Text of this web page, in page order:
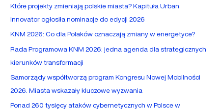
l
a
:
Które projekty zmieniają polskie miasta? Kapituła Urban
Innovator ogłosiła nominacje do edycji 2026
KNM 2026: Co dla Polaków oznaczają zmiany w energetyce?
Rada Programowa KNM 2026: jedna agenda dla strategicznych
kierunków transformacji
Samorządy współtworzą program Kongresu Nowej Mobilności
2026. Miasta wskazały kluczowe wyzwania
Ponad 260 tysięcy ataków cybernetycznych w Polsce w